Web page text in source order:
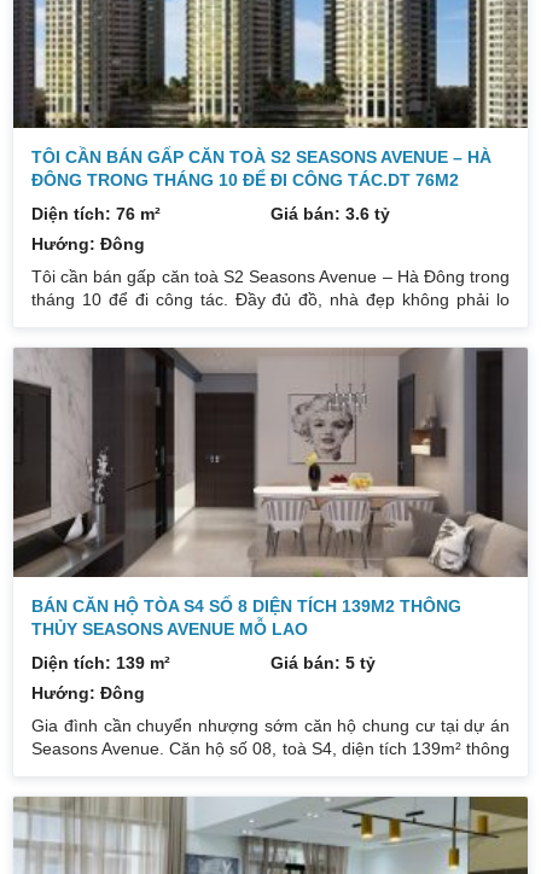
TÔI CẦN BÁN GẤP CĂN TOÀ S2 SEASONS AVENUE – HÀ
ĐÔNG TRONG THÁNG 10 ĐỂ ĐI CÔNG TÁC.DT 76M2
Diện tích: 76 m²
Giá bán: 3.6 tỷ
Hướng: Đông
Tôi cần bán gấp căn toà S2 Seasons Avenue – Hà Đông trong
tháng 10 để đi công tác. Đầy đủ đồ, nhà đẹp không phải lo
75m² gồm 2 ngủ, 2 vệ sinh rộng rãi, thoải mái không gian sinh
hoạt. Cửa tây nam, bc đông bắc, view thành phố. Đã có sổ
giao dịch nhanh trong vòng 1 nốt nhạc. Là chung cư cao cấp
rất nhiều tiện ích, hệ thống PCCC đạt chuẩn, an
BÁN CĂN HỘ TÒA S4 SỐ 8 DIỆN TÍCH 139M2 THÔNG
THỦY SEASONS AVENUE MỖ LAO
Diện tích: 139 m²
Giá bán: 5 tỷ
Hướng: Đông
Gia đình cần chuyển nhượng sớm căn hộ chung cư tại dự án
Seasons Avenue. Căn hộ số 08, toà S4, diện tích 139m² thông
phòng sinh hoạt chung rất tiện nghi, Nhà thuê thiết kế nội thất
sang xịn mịn tổng 3 tỷ tiền nội thất nhưng nay có nhu cầu bán
nên tôi cắt lỗ 2 tỷ tiền nội thất. Giá bán nhanh: 5. X tỷ (theo
thoả thuận). Liên hệ chính chủ: 0832133366